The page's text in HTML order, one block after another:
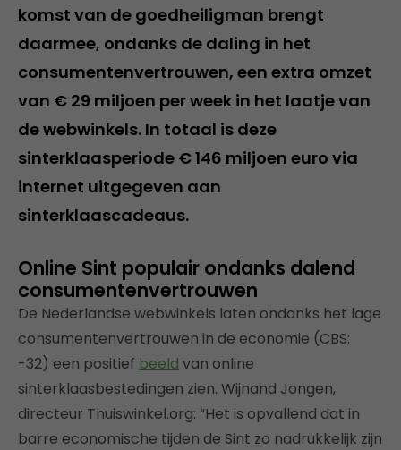
komst van de goedheiligman brengt
daarmee, ondanks de daling in het
consumentenvertrouwen, een extra omzet
van € 29 miljoen per week in het laatje van
de webwinkels. In totaal is deze
sinterklaasperiode € 146 miljoen euro via
internet uitgegeven aan
sinterklaascadeaus.
Online Sint populair ondanks dalend
consumentenvertrouwen
De Nederlandse webwinkels laten ondanks het lage
consumentenvertrouwen in de economie (CBS:
-32) een positief beeld van online
sinterklaasbestedingen zien. Wijnand Jongen,
directeur Thuiswinkel.org: “Het is opvallend dat in
barre economische tijden de Sint zo nadrukkelijk zijn